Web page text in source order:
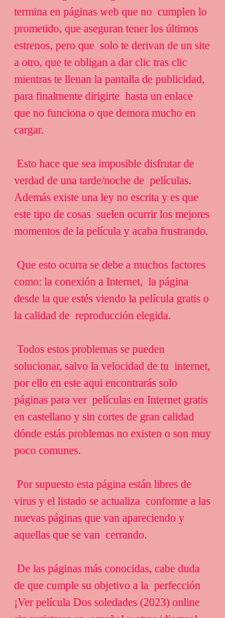
termina en páginas web que no  cumplen lo
prometido, que aseguran tener los últimos
estrenos, pero que  solo te derivan de un site
a otro, que te obligan a dar clic tras clic
mientras te llenan la pantalla de publicidad,
para finalmente dirigirte  hasta un enlace
que no funciona o que demora mucho en
cargar.
verdad de una tarde/noche de  películas.
Además existe una ley no escrita y es que
este tipo de cosas  suelen ocurrir los mejores
momentos de la película y acaba frustrando.
como: la conexión a Internet,  la página
desde la que estés viendo la película gratis o
la calidad de  reproducción elegida.
solucionar, salvo la velocidad de tu  internet,
por ello en este aqui encontrarás solo
páginas para ver  películas en Internet gratis
en castellano y sin cortes de gran calidad
dónde estás problemas no existen o son muy
poco comunes.
virus y el listado se actualiza  conforme a las
nuevas páginas que van apareciendo y
aquellas que se van  cerrando.
de que cumple su objetivo a la  perfección
¡Ver película Dos soledades (2023) online